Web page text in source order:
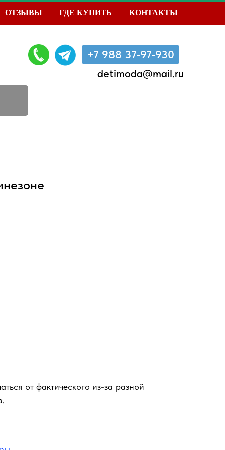
ОТЗЫВЫ ГДЕ КУПИТЬ КОНТАКТЫ
detimoda@mail.ru
+7 988 37-97-930
от фактического из-за разной